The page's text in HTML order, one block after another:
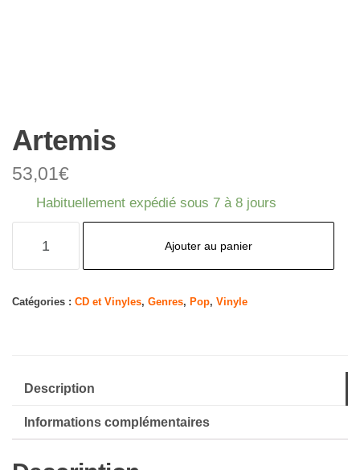
Artemis
53,01€
Habituellement expédié sous 7 à 8 jours
Ajouter au panier
Catégories : CD et Vinyles, Genres, Pop, Vinyle
Description
Informations complémentaires